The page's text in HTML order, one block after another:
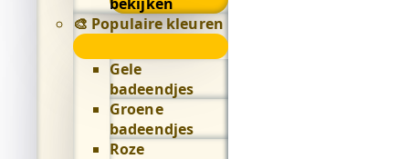
🎨 Populaire kleuren
Populaire
kleuren
submenu
Gele
badeendjes
Groene
badeendjes
Roze